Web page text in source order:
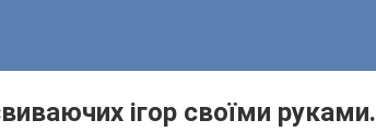
ігор своїми руками.